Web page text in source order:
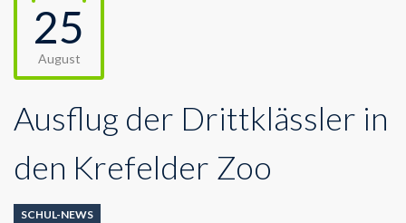
25
August
Ausflug der Drittklässler in
den Krefelder Zoo
SCHUL-NEWS